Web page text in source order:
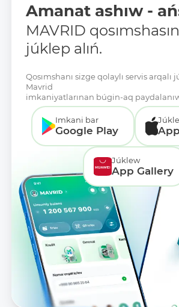
Amanat ashıw -
MAVRID
júklep alıń.
Qosımshanı sizge qolaylı servis arqalı
Mavrid
imkaniyatlarınan búgin-aq
Imkani bar
Google Play
Júklew
App Gallery